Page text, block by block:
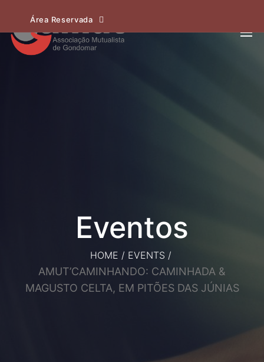
Área Reservada
HOME / EVENTS /
AMUT’CAMINHANDO: CAMINHADA &
MAGUSTO CELTA, EM PITÕES DAS JÚNIAS